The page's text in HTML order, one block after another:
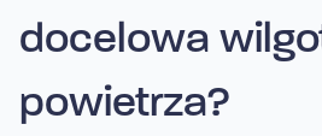
docelowa
powietrza?